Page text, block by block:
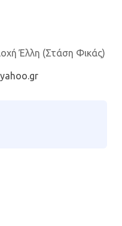
Έλλη (Στάση Φικάς)